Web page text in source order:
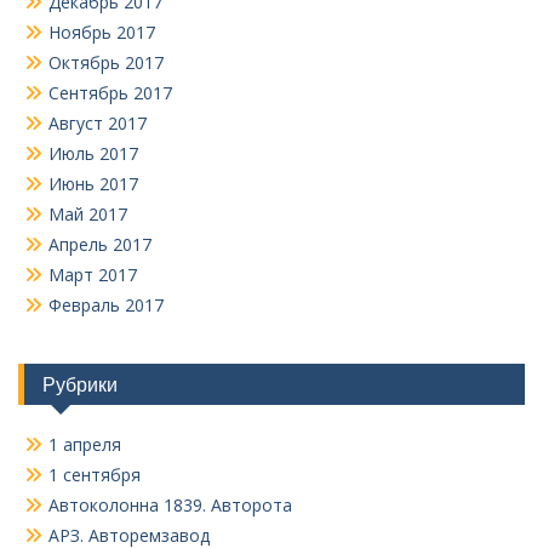
Ноябрь 2017
Октябрь 2017
Сентябрь 2017
Август 2017
Июль 2017
Июнь 2017
Май 2017
Апрель 2017
Март 2017
Февраль 2017
Рубрики
1 апреля
1 сентября
Автоколонна 1839. Авторота
АРЗ. Авторемзавод